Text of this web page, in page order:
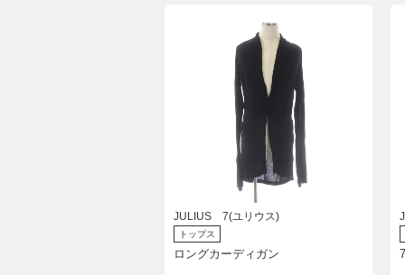
JULIUS 7(ユリウス)
トップス
ロングカーディガン